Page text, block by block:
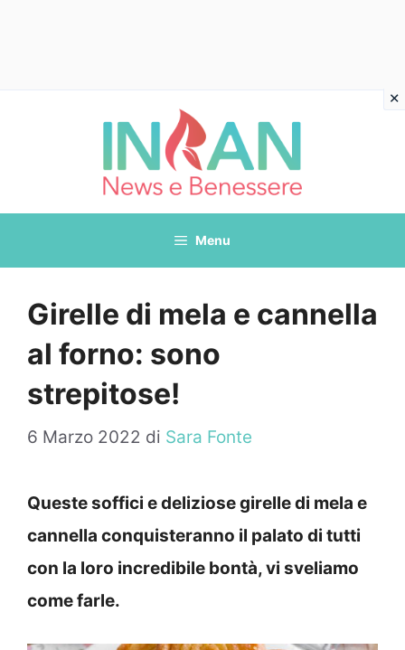
Menu
Girelle di mela e cannella
al forno: sono
strepitose!
6 Marzo 2022 di Sara Fonte
Queste soffici e deliziose girelle di mela e
cannella conquisteranno il palato di tutti
con la loro incredibile bontà, vi sveliamo
come farle.